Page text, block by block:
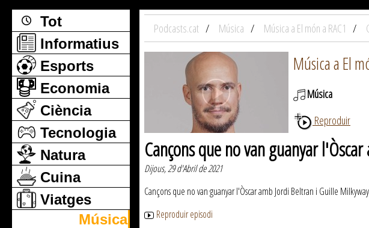
Tot
Informatius
Esports
Economia
Ciència
Tecnologia
Natura
Cuina
Viatges
Música
Podcasts.cat Música Música a El món a RAC1
Música a El
Música
Reproduir
Cançons que no van guanyar
Dijous, 29 d'Abril de 2021
Cançons que no van guanyar l'Òscar amb Jordi Beltran i Guille Milkyway
Reproduir episodi